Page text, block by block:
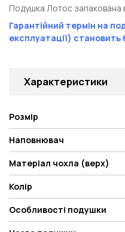
Подушка Лотос запакована
Гарантійний термін на
експлуатації) становить
Характеристики
Розмір
Наповнювач
Матеріал чохла (верх)
Колір
Особливості подушки